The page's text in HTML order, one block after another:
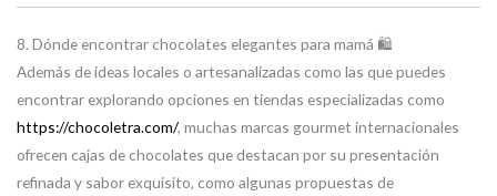
8. Dónde encontrar chocolates elegantes para mamá 🛍️
Además de ideas locales o artesanalizadas como las que puedes
encontrar explorando opciones en tiendas especializadas como
https://chocoletra.com/, muchas marcas gourmet internacionales
ofrecen cajas de chocolates que destacan por su presentación
refinada y sabor exquisito, como algunas propuestas de